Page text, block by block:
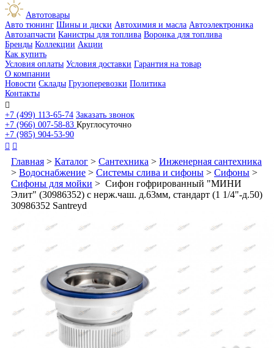
Автотовары
Авто тюнинг Шины и диски Автохимия и масла Автоэлектроника
Автозапчасти Канистры для топлива Воронка для топлива
Бренды Коллекции Акции
Как купить
Условия оплаты Условия доставки Гарантия на товар
О компании
Новости Склады Грузоперевозки Политика
Контакты

+7 (499) 113-65-74 Заказать звонок
+7 (966) 007-58-83 Круглосуточно
+7 (985) 904-53-90
 
Главная > Каталог > Сантехника > Инженерная сантехника
> Водоснабжение > Системы слива и сифоны > Сифоны >
Сифоны для мойки > Сифон гофрированный "МИНИ
Элит" (30986352) с нерж.чаш. д.63мм, стандарт (1 1/4"-д.50)
30986352 Santreyd